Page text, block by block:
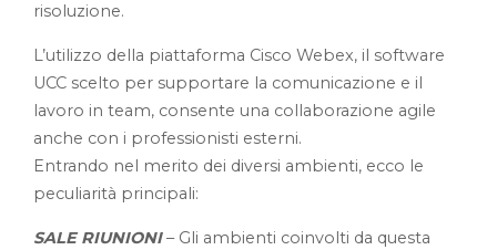
risoluzione.
L’utilizzo della piattaforma Cisco Webex, il software
UCC scelto per supportare la comunicazione e il
lavoro in team, consente una collaborazione agile
anche con i professionisti esterni.
Entrando nel merito dei diversi ambienti, ecco le
peculiarità principali:
SALE RIUNIONI– Gli ambienti coinvolti da questa